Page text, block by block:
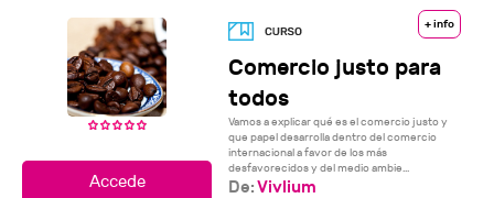
+ info
Comercio justo para
todos
Vamos a explicar qué es el comercio justo y
que papel desarrolla dentro del comercio
internacional a favor de los más
desfavorecidos y del medio ambie...
De:Vivlium